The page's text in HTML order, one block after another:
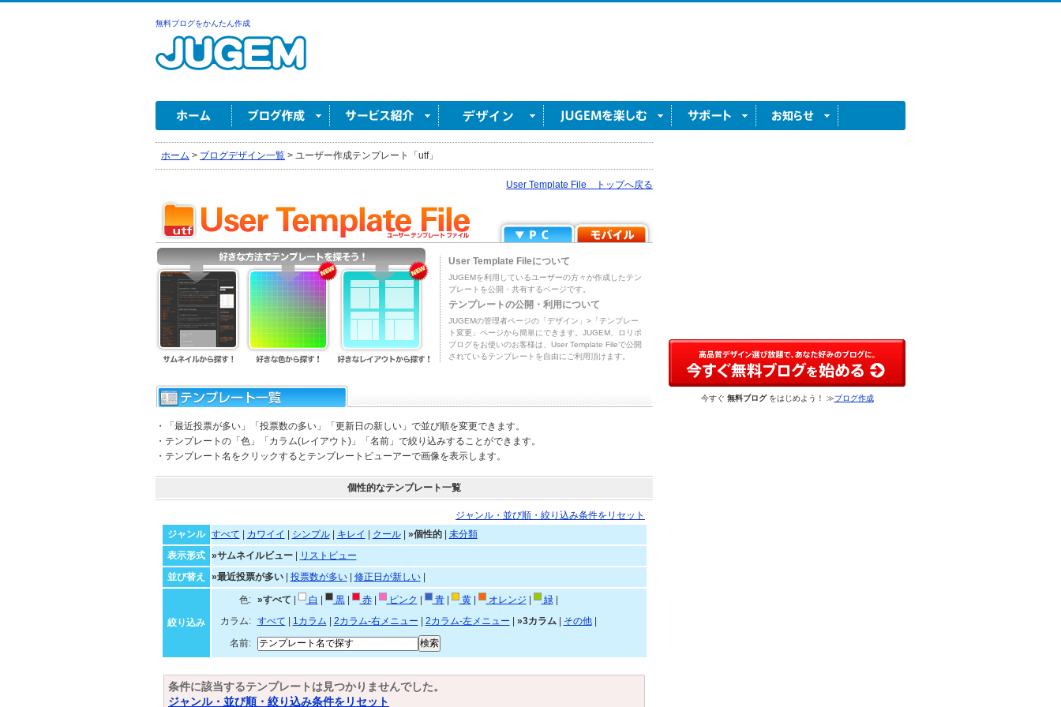
無料ブログをかんたん作成
ホーム > ブログデザイン一覧 > ユーザー作成テンプレート「utf」
User Template File トップへ戻る
User Template Fileについて
JUGEMを利用しているユーザーの方々が作成したテン
プレートを公開・共有するページです。
テンプレートの公開・利用について
JUGEMの管理者ページの「デザイン」>「テンプレー
ト変更」ページから簡単にできます。JUGEM、ロリポ
ブログをお使いのお客様は、User Template Fileで公開
されているテンプレートを自由にご利用頂けます。
・「最近投票が多い」「投票数の多い」「更新日の新しい」で並び順を変更できます。
・テンプレートの「色」「カラム(レイアウト)」「名前」で絞り込みすることができます。
・テンプレート名をクリックするとテンプレートビューアーで画像を表示します。
個性的なテンプレート一覧
ジャンル・並び順・絞り込み条件をリセット
ジャンル
すべて カワイイ シンプル| キレイ クール| »個性的| 未分類
表示形式
»サムネイルビュー|
リストビュー
並び替え
»最近投票が多い| 投票数が多い| 修正日が新しい|
絞り込み
色: »すべて 白 黒| 赤| ピンク 青| 黄| オレンジ 緑|
カラム:
すべて 1カラム 2カラム-右メニュー 2カラム-左メニュー »3カラム| その他|
名前:
条件に該当するテンプレートは見つかりませんでした。
ジャンル・並び順・絞り込み条件をリセット
今すぐ 無料ブログをはじめよう！ ≫ブログ作成